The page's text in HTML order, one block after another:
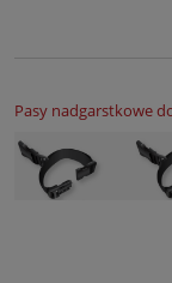
Pasy nadgarstkowe